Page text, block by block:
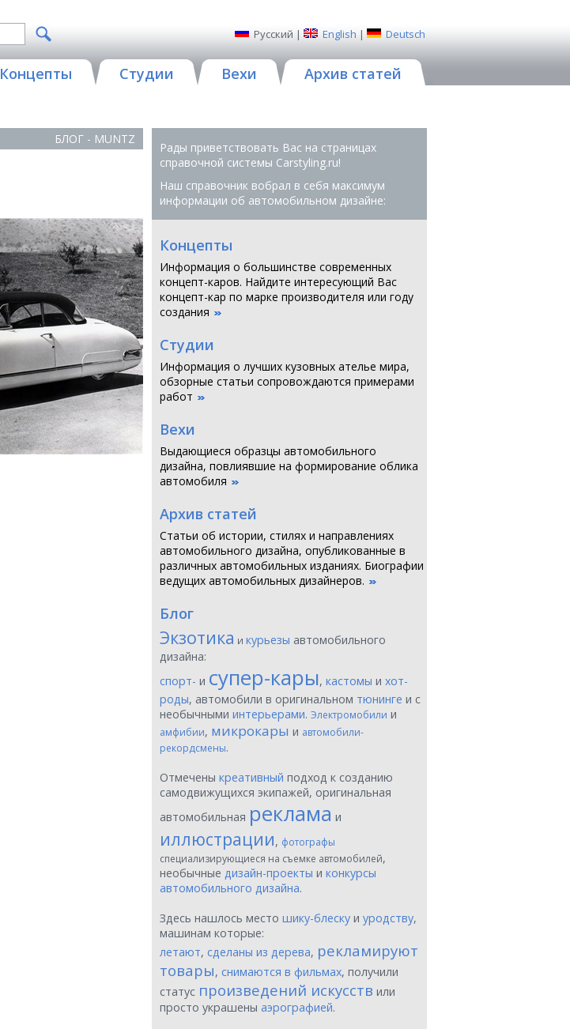
Русский | English | Deutsch
Концепты Студии Вехи Архив статей
БЛОГ - MUNTZ
Рады приветствовать Вас на страницах
справочной системы Сarstyling.ru!
Наш справочник вобрал в себя максимум
информации об автомобильном дизайне:
Концепты
Информация о большинстве современных
концепт-каров. Найдите интересующий Вас
концепт-кар по марке производителя или году
создания
Студии
Информация о лучших кузовных ателье мира,
обзорные статьи сопровождаются примерами
работ
Вехи
Выдающиеся образцы автомобильного
дизайна, повлиявшие на формирование облика
автомобиля
Архив статей
Статьи об истории, стилях и направлениях
автомобильного дизайна, опубликованные в
различных автомобильных изданиях. Биографии
ведущих автомобильных дизайнеров.
Блог
Экзотика и курьезы автомобильного
дизайна:
спорт- и супер-кары, кастомы и хот-
роды, автомобили в оригинальном тюнинге и с
необычными интерьерами. Электромобили и
амфибии, микрокары и автомобили-
рекордсмены.
Отмечены креативный подход к созданию
самодвижущихся экипажей, оригинальная
автомобильная реклама и
иллюстрации, фотографы
специализирующиеся на съемке автомобилей,
необычные дизайн-проекты и конкурсы
автомобильного дизайна.
Здесь нашлось место шику-блеску и уродству,
машинам которые:
летают, сделаны из дерева, рекламируют
товары, снимаются в фильмах, получили
статус произведений искусств или
просто украшены аэрографией.